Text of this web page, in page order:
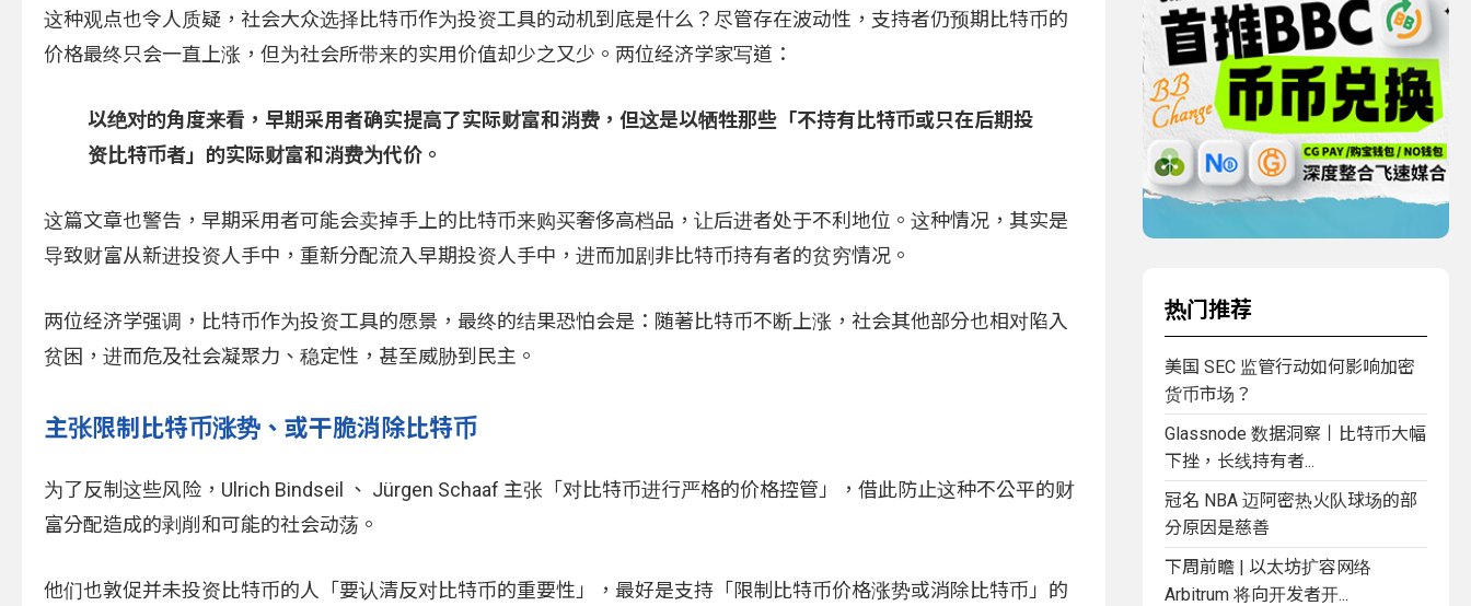
这种观点也令人质疑，社会大众选择比特币作为投资工具的动机到底是什么？尽管存在波动性，支持者仍预期比特币的
价格最终只会一直上涨，但为社会所带来的实用价值却少之又少。两位经济学家写道：
以绝对的角度来看，早期采用者确实提高了实际财富和消费，但这是以牺牲那些「不持有比特币或只在后期投
资比特币者」的实际财富和消费为代价。
这篇文章也警告，早期采用者可能会卖掉手上的比特币来购买奢侈高档品，让后进者处于不利地位。这种情况，其实是
导致财富从新进投资人手中，重新分配流入早期投资人手中，进而加剧非比特币持有者的贫穷情况。
两位经济学强调，比特币作为投资工具的愿景，最终的结果恐怕会是：随著比特币不断上涨，社会其他部分也相对陷入
贫困，进而危及社会凝聚力、稳定性，甚至威胁到民主。
主张限制比特币涨势、或干脆消除比特币
为了反制这些风险，Ulrich Bindseil 、 Jürgen Schaaf 主张「对比特币进行严格的价格控管」，借此防止这种不公平的财
富分配造成的剥削和可能的社会动荡。
他们也敦促并未投资比特币的人「要认清反对比特币的重要性」，最好是支持「限制比特币价格涨势或消除比特币」的
热门推荐
美国 SEC 监管行动如何影响加密
货币市场？
Glassnode 数据洞察丨比特币大幅
下挫，长线持有者...
冠名 NBA 迈阿密热火队球场的部
分原因是慈善
下周前瞻 | 以太坊扩容网络
Arbitrum 将向开发者开...